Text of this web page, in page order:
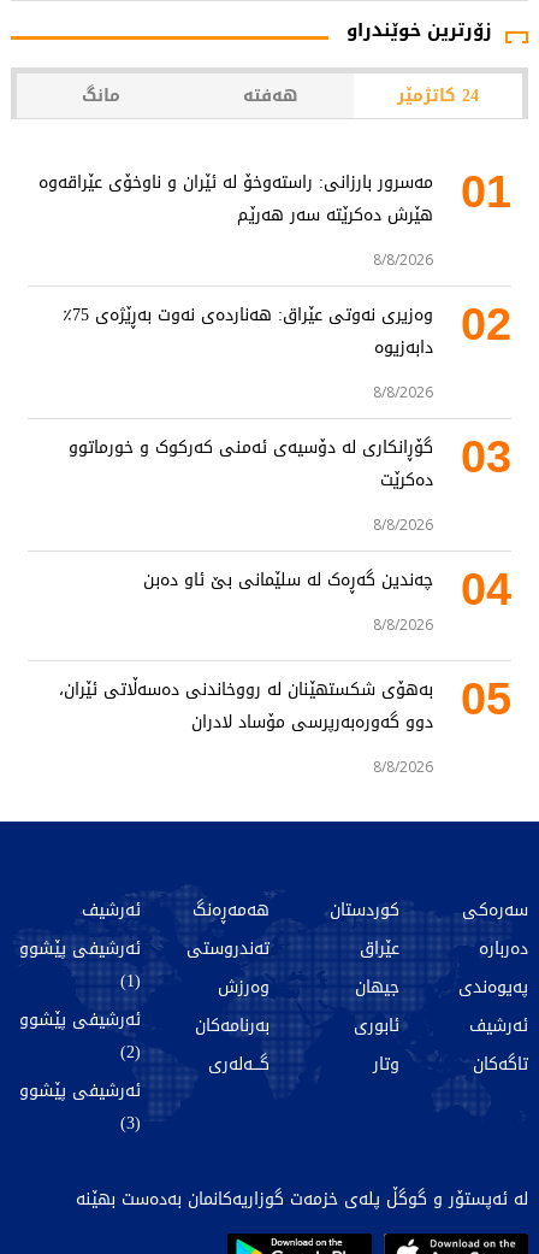
زۆرترین خوێندراو
24 کاتژمێر هەفتە مانگ
01
مەسرور بارزانی: راستەوخۆ لە ئێران و ناوخۆی عێراقەوە
هێرش دەکرێتە سەر هەرێم
8/8/2026
02
وەزیری نەوتی عێراق: هەناردەی نەوت بەڕێژەی 75٪
دابەزیوە
8/8/2026
03
گۆڕانکاری لە دۆسیەی ئەمنی کەرکوک و خورماتوو
دەکرێت
8/8/2026
04 چەندین گەڕەک لە سلێمانی بێ ئاو دەبن
8/8/2026
05
بەهۆی شکستهێنان لە رووخاندنی دەسەڵاتی ئێران،
دوو گەورەبەرپرسی مۆساد لادران
8/8/2026
سەرەکی
دەربارە
پەیوەندی
ئەرشیف
تاگەکان
کوردستان
عێراق
جیهان
ئابوری
وتار
هەمەڕەنگ
تەندروستی
وەرزش
بەرنامەکان
گـــەلەری
ئەرشیف
ئەرشیفی پێشوو
(1)
ئەرشیفی پێشوو
(2)
ئەرشیفی پێشوو
(3)
لە ئەپستۆر و گوگڵ پلەی خزمەت گوزاریەکانمان بەدەست بهێنە